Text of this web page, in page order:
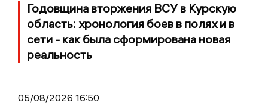
Годовщина вторжения ВСУ в Курскую
область: хронология боев в полях и в
сети - как была сформирована новая
реальность
05/08/2026 16:50